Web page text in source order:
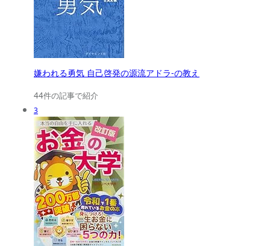
嫌われる勇気 自己啓発の源流アドラ-の教え
44件の記事で紹介
3